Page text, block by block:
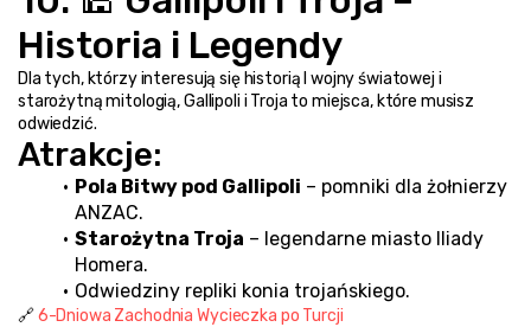
Historia i Legendy
Dla tych, którzy interesują się historią I wojny światowej i
starożytną mitologią, Gallipoli i Troja to miejsca, które musisz
odwiedzić.
Atrakcje:
Pola Bitwy pod Gallipoli – pomniki dla żołnierzy
ANZAC.
Starożytna Troja – legendarne miasto Iliady
Homera.
Odwiedziny repliki konia trojańskiego.
🔗 6-Dniowa Zachodnia Wycieczka po Turcji